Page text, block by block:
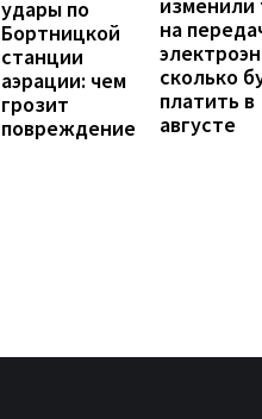
удары по
Бортницкой
станции
аэрации: чем
грозит
повреждение
на
сколько
платить в
августе